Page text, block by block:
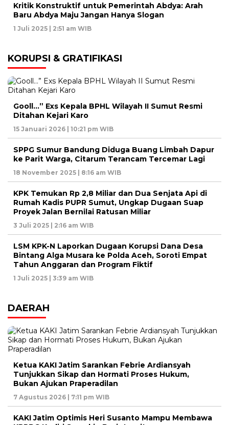
Kritik Konstruktif untuk Pemerintah Abdya: Arah
Baru Abdya Maju Jangan Hanya Slogan
1 Juli 2025 | 2:51 am WIB
KORUPSI & GRATIFIKASI
Gooll…” Exs Kepala BPHL Wilayah II Sumut Resmi
Ditahan Kejari Karo
15 Januari 2026 | 10:21 pm WIB
SPPG Sumur Bandung Diduga Buang Limbah Dapur
ke Parit Warga, Citarum Terancam Tercemar Lagi
18 November 2025 | 8:16 am WIB
KPK Temukan Rp 2,8 Miliar dan Dua Senjata Api di
Rumah Kadis PUPR Sumut, Ungkap Dugaan Suap
Proyek Jalan Bernilai Ratusan Miliar
3 Juli 2025 | 2:16 am WIB
LSM KPK-N Laporkan Dugaan Korupsi Dana Desa
Bintang Alga Musara ke Polda Aceh, Soroti Empat
Tahun Anggaran dan Program Fiktif
1 Juli 2025 | 3:39 am WIB
DAERAH
Ketua KAKI Jatim Sarankan Febrie Ardiansyah
Tunjukkan Sikap dan Hormati Proses Hukum,
Bukan Ajukan Praperadilan
7 Agustus 2026 | 7:11 pm WIB
KAKI Jatim Optimis Heri Susanto Mampu Membawa